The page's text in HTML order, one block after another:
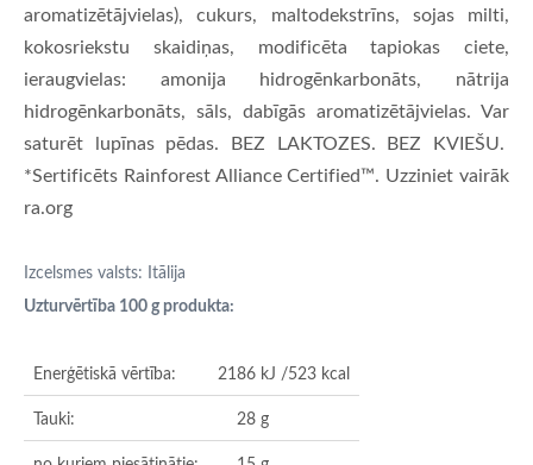
aromatizētājvielas), cukurs, maltodekstrīns, sojas milti,
kokosriekstu skaidiņas, modificēta tapiokas ciete,
ieraugvielas: amonija hidrogēnkarbonāts, nātrija
hidrogēnkarbonāts, sāls, dabīgās aromatizētājvielas. Var
saturēt lupīnas pēdas. BEZ LAKTOZES. BEZ KVIEŠU.
*Sertificēts Rainforest Alliance Certified™. Uzziniet vairāk
ra.org
Izcelsmes valsts: Itālija
Uzturvērtība 100 g produkta:
Enerģētiskā vērtība:
2186 kJ /523 kcal
Tauki:
28 g